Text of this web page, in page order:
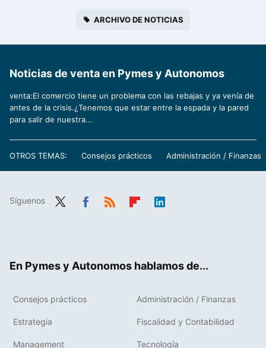
ARCHIVO DE NOTICIAS
Noticias de venta en Pymes y Autonomos
venta:El comercio tiene un problema con las rebajas y ya venía de
antes de la crisis.¿Tenemos que estar entre la espada y la pared
para salir de nuestra...
OTROS TEMAS: Consejos prácticos Administración / Finanzas
Síguenos
En Pymes y Autonomos hablamos de...
Consejos prácticos Administración / Finanzas
Estrategia Fiscalidad y Contabilidad
Management Tecnología